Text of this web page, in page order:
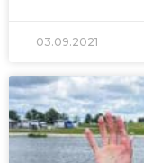
03.09.2021